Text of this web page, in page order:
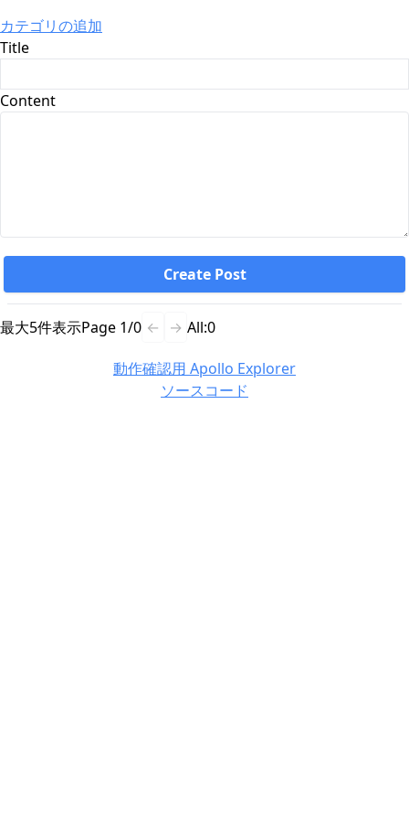
カテゴリの追加
Title
Content
Create Post
最大5件表示Page 1/0 ← → All:0
動作確認用 Apollo Explorer
ソースコード